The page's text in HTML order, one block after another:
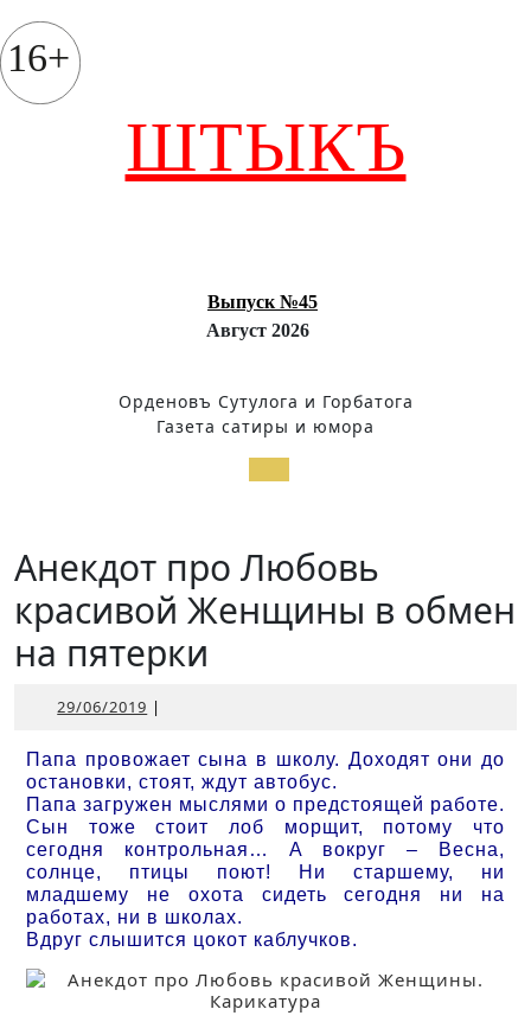
к
содержимому
16+
ШТЫКЪ
Выпуск №45
Август 2026
Орденовъ Сутулога и Горбатога
Газета сатиры и юмора
Открыть
Анекдот про Любовь
красивой Женщины в обмен
на пятерки
29/06/2019 29/06/2019
|
Папа провожает сына в школу. Доходят они до
остановки, стоят, ждут автобус.
Папа загружен мыслями о предстоящей работе.
Сын тоже стоит лоб морщит, потому что
сегодня контрольная… А вокруг – Весна,
солнце, птицы поют! Ни старшему, ни
младшему не охота сидеть сегодня ни на
работах, ни в школах.
Вдруг слышится цокот каблучков.